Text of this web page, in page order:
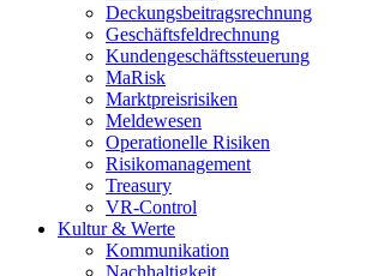
Deckungsbeitragsrechnung
Geschäftsfeldrechnung
Kundengeschäftssteuerung
MaRisk
Marktpreisrisiken
Meldewesen
Operationelle Risiken
Risikomanagement
Treasury
VR-Control
Kultur & Werte
Kommunikation
Nachhaltigkeit